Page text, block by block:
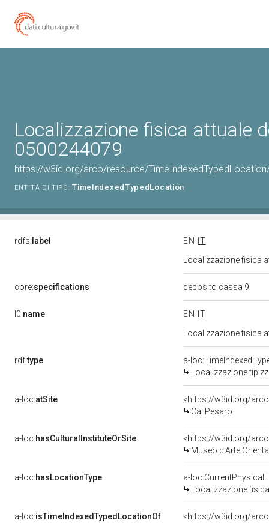
Localizzazione fisica attuale
0500244079
https://w3id.org/arco/resource/
ENTITÀ DI TIPO: TimeIndexedTypedLocation
rdfs: label EN
IT
Localizzazione fisica
core:specifications deposito cassa 9
l0:name EN
IT
Localizzazione fisica
rdf:type
a-
Localizzazione
a-loc:atSite
<https://w3id.org/
Ca' Pesaro
a-loc:hasCulturalInstituteOrSite
<https://w3id.org/
Museo d'Arte
a-loc:hasLocationType
a-
Localizzazione
a-loc:isTimeIndexedTypedLocationOf
<https://w3id.org/